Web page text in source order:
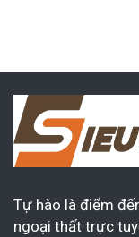
Tự hào là điểm
ngoại thất trực